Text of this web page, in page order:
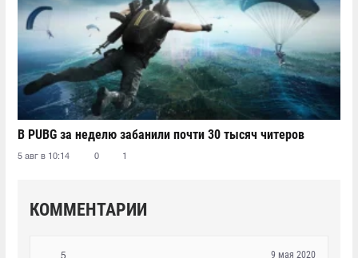
В PUBG за неделю забанили почти 30 тысяч читеров
5 авг в 10:14 0 1
КОММЕНТАРИИ
5 9 мая 2020